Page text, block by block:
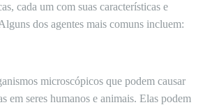
cada um com suas características e
dos agentes mais comuns incluem:
microscópicos que podem causar
em seres humanos e animais. Elas podem